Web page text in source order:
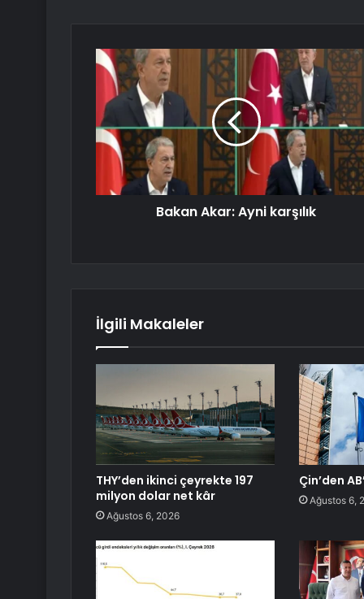
Bakan Akar: Ayni karşılık
İlgili Makaleler
THY’den ikinci çeyrekte 197
milyon dolar net kâr
Ağustos 6, 2026
Çin’den
Ağustos 6,